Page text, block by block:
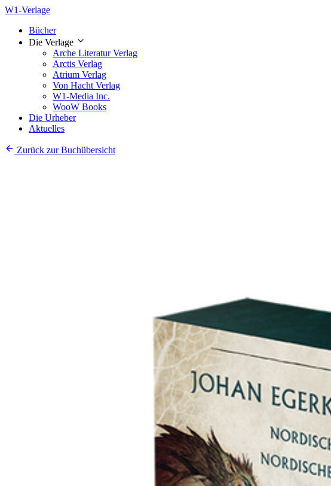
W1-Verlage
Bücher
Die Verlage
Arche Literatur Verlag
Arctis Verlag
Atrium Verlag
Von Hacht Verlag
W1-Media Inc.
WooW Books
Die Urheber
Aktuelles
Zurück zur Buchübersicht